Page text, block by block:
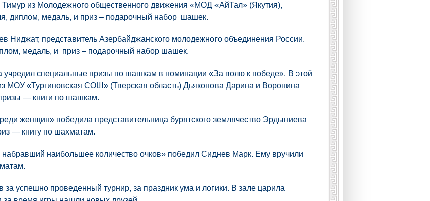
Тимур из Молодежного общественного движения «МОД «АйТал» (Якутия),
диплом, медаль, и приз – подарочный набор шашек.
Ниджат, представитель Азербайджанского молодежного объединения России.
медаль, и приз – подарочный набор шашек.
учредил специальные призы по шашкам в номинации «За волю к победе». В этой
МОУ «Тургиновская СОШ» (Тверская область) Дьяконова Дарина и Воронина
— книги по шашкам.
женщин» победила представительница бурятского землячество Эрдыниева
— книгу по шахматам.
наибольшее количество очков» победил Сиднев Марк. Ему вручили
за успешно проведенный турнир, за праздник ума и логики. В зале царила